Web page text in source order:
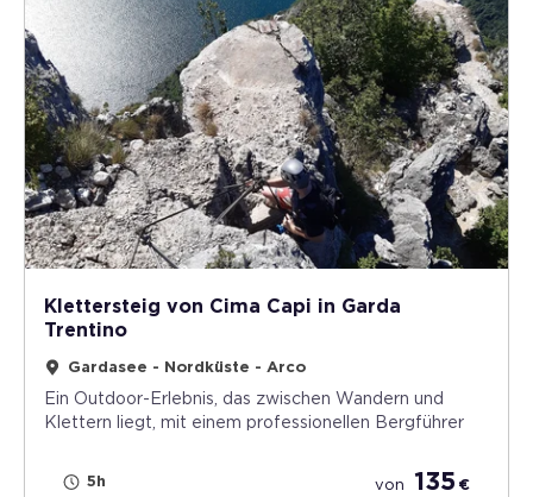
Klettersteig von Cima Capi in Garda
Trentino
Gardasee - Nordküste - Arco
Ein Outdoor-Erlebnis, das zwischen Wandern und
Klettern liegt, mit einem professionellen Bergführer
5h
von 135 €